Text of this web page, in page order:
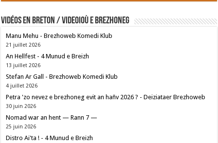
Vidéos en breton / Videoioù e brezhoneg
Manu Mehu - Brezhoweb Komedi Klub
21 juillet 2026
An Hellfest - 4 Munud e Breizh
13 juillet 2026
Stefan Ar Gall - Brezhoweb Komedi Klub
4 juillet 2026
Petra 'zo nevez e brezhoneg evit an hañv 2026 ? - Deiziataer Brezhoweb
30 juin 2026
Nomad war an hent — Rann 7 —
25 juin 2026
Distro Ai'ta ! - 4 Munud e Breizh